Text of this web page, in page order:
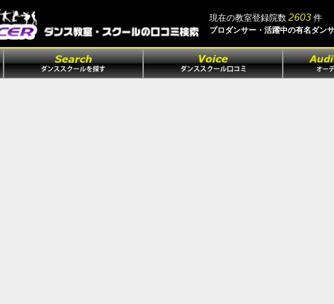
現在の教室登録院数 2603件
プロダンサー・活躍中の有名ダン